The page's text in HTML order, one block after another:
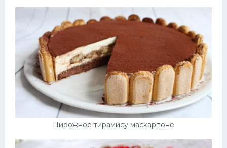
Пирожное тирамису маскарпоне